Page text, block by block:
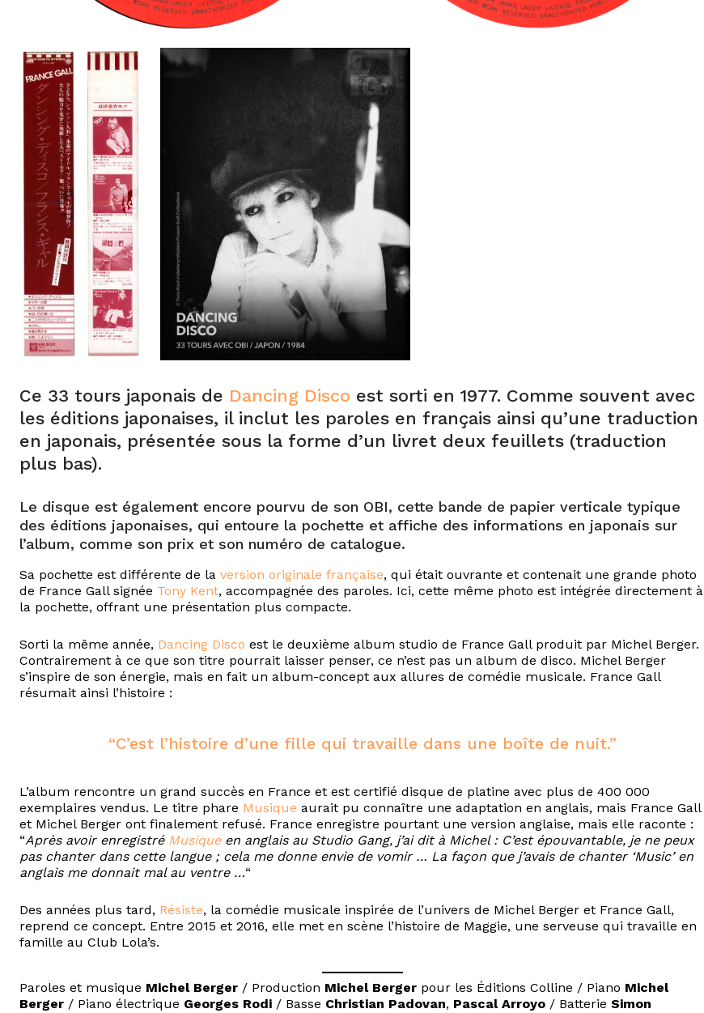
Ce 33 tours japonais de Dancing Disco est sorti en 1977. Comme souvent avec
les éditions japonaises, il inclut les paroles en français ainsi qu’une traduction
en japonais, présentée sous la forme d’un livret deux feuillets (traduction
plus bas).
Le disque est également encore pourvu de son OBI, cette bande de papier verticale typique
des éditions japonaises, qui entoure la pochette et affiche des informations en japonais sur
l’album, comme son prix et son numéro de catalogue.
Sa pochette est différente de la version originale française, qui était ouvrante et contenait une grande photo
de France Gall signée Tony Kent, accompagnée des paroles. Ici, cette même photo est intégrée directement à
la pochette, offrant une présentation plus compacte.
Sorti la même année, Dancing Disco est le deuxième album studio de France Gall produit par Michel Berger.
Contrairement à ce que son titre pourrait laisser penser, ce n’est pas un album de disco. Michel Berger
s’inspire de son énergie, mais en fait un album-concept aux allures de comédie musicale. France Gall
résumait ainsi l’histoire :
“C’est l’histoire d’une fille qui travaille dans une boîte de nuit.”
L’album rencontre un grand succès en France et est certifié disque de platine avec plus de 400 000
exemplaires vendus. Le titre phare Musique aurait pu connaître une adaptation en anglais, mais France Gall
et Michel Berger ont finalement refusé. France enregistre pourtant une version anglaise, mais elle raconte :
“Après avoir enregistré Musiqueen anglais au Studio Gang, j’ai dit à Michel : C’est épouvantable, je ne peux
pas chanter dans cette langue ; cela me donne envie de vomir … La façon que j’avais de chanter ‘Music’ en
anglais me donnait mal au ventre …“
Des années plus tard, Résiste, la comédie musicale inspirée de l’univers de Michel Berger et France Gall,
reprend ce concept. Entre 2015 et 2016, elle met en scène l’histoire de Maggie, une serveuse qui travaille en
famille au Club Lola’s.
Paroles et musique Michel Berger / Production Michel Berger pour les Éditions Colline / Piano Michel
Berger / Piano électrique Georges Rodi / Basse Christian Padovan, Pascal Arroyo / Batterie Simon